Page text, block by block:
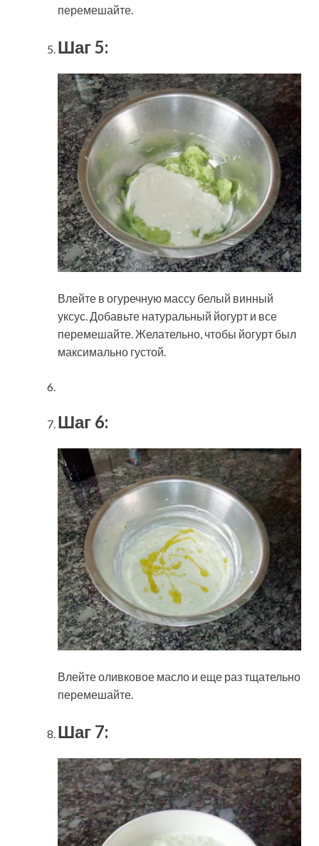
перемешайте.
Шаг 5:
Влейте в огуречную массу белый винный
уксус. Добавьте натуральный йогурт и все
перемешайте. Желательно, чтобы йогурт был
максимально густой.
Шаг 6:
Влейте оливковое масло и еще раз тщательно
перемешайте.
Шаг 7: